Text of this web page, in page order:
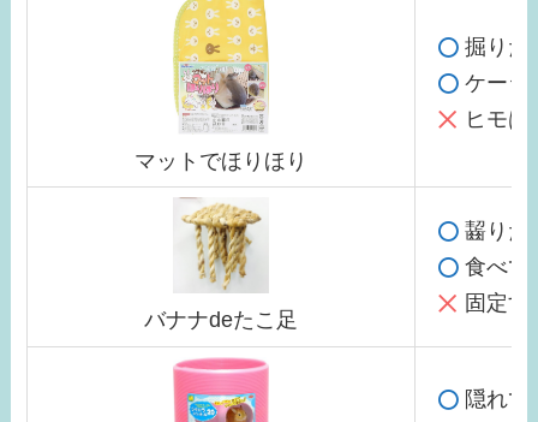
マットでほりほり
掘りた
ケージ
ヒモは
バナナdeたこ足
齧りた
食べて
固定す
隠れて